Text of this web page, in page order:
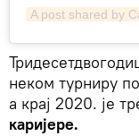
A post shared by
неком турниру
а крај 2020. је
каријере.